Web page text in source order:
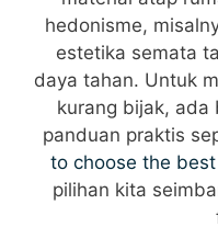
hedonisme,
estetika semata
daya tahan. Untuk
kurang bijak, ada
panduan praktis
to choose the
pilihan kita